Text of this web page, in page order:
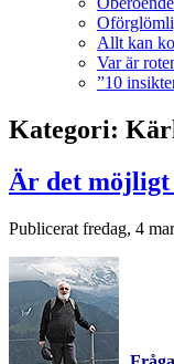
Allt kan
Var är
”10
Kategori:
Är det
Publicerat fredag, 4